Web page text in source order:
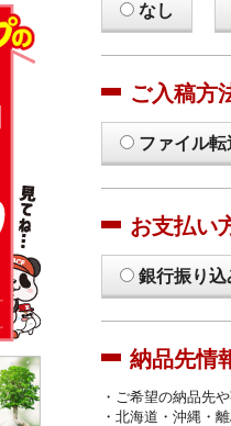
なし
ご入稿方
ファイル
お支払い
銀行振り込
納品先情
・ご希望の納品先
・北海道・沖縄・